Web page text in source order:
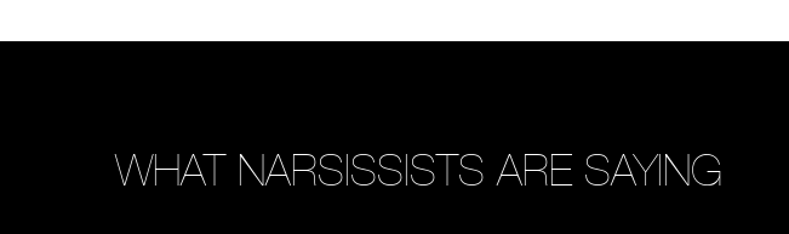
WHAT NARSISSISTS ARE SAYING